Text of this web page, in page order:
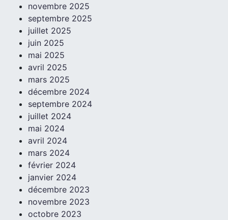
novembre 2025
septembre 2025
juillet 2025
juin 2025
mai 2025
avril 2025
mars 2025
décembre 2024
septembre 2024
juillet 2024
mai 2024
avril 2024
mars 2024
février 2024
janvier 2024
décembre 2023
novembre 2023
octobre 2023